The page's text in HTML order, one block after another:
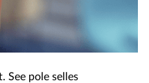
See pole selles